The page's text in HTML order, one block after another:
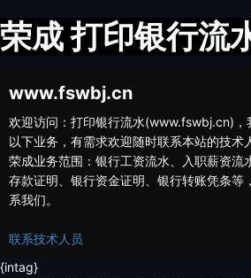
荣成 打印银行流
www.fswbj.cn
欢迎访问：打印银行流水(www.fswbj.cn)，
以下业务，有需求欢迎随时联系本站的技术
荣成业务范围：银行工资流水、入职薪资流
存款证明、银行资金证明、银行转账凭条等
系我们。
联系技术人员
{intag}